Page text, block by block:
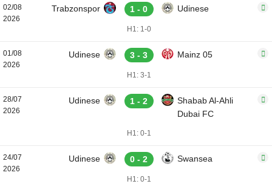
02/08
2026
Trabzonspor 1 - 0 Udinese
H1: 1-0
01/08
2026
Udinese 3 - 3 Mainz 05
H1: 3-1
28/07
2026
Udinese 1 - 2
Shabab Al-Ahli
Dubai FC
H1: 0-1
24/07
2026
Udinese 0 - 2 Swansea
H1: 0-1